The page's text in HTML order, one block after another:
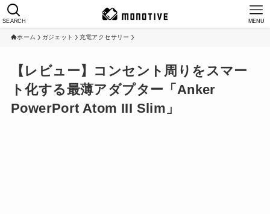
SEARCH MENU
ホーム ガジェット 充電アクセサリー
【レビュー】コンセント周りをスマー
ト化する最薄アダプター「Anker
PowerPort Atom III Slim」